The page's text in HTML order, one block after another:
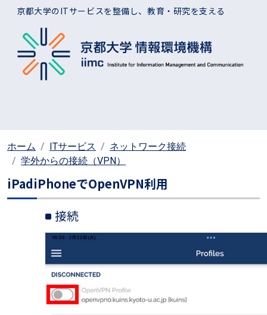
メインコンテンツに移動
京都大学のITサービスを整備し、教育・研究を支える
ホーム ITサービス
ネットワーク接続
学外からの接続（VPN）
iPadiPhoneでOpenVPN利用
接続
画像